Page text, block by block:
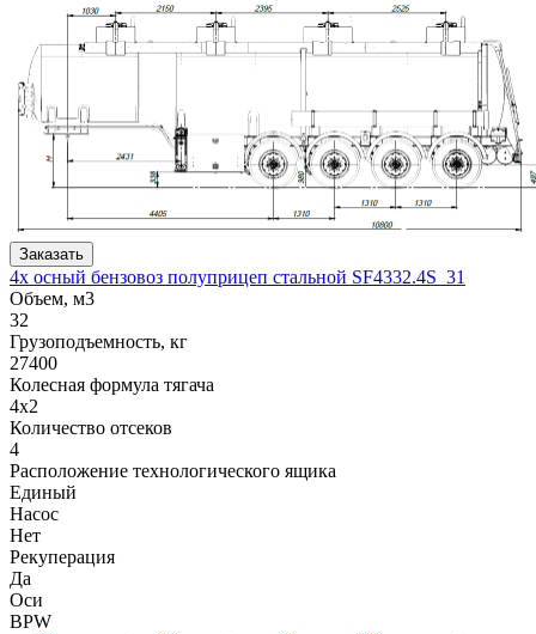
Заказать
4х осный бензовоз полуприцеп стальной SF4332.4S_31
Объем, м3
32
Грузоподъемность, кг
27400
Колесная формула тягача
4x2
Количество отсеков
4
Расположение технологического ящика
Единый
Насос
Нет
Рекуперация
Да
Оси
BPW